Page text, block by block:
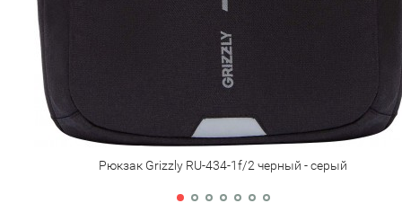
Рюкзак Grizzly RU-434-1f/2 черный - серый